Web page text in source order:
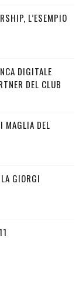
L’ESEMPIO
DIGITALE
DEL CLUB
MAGLIA DEL
GIORGI